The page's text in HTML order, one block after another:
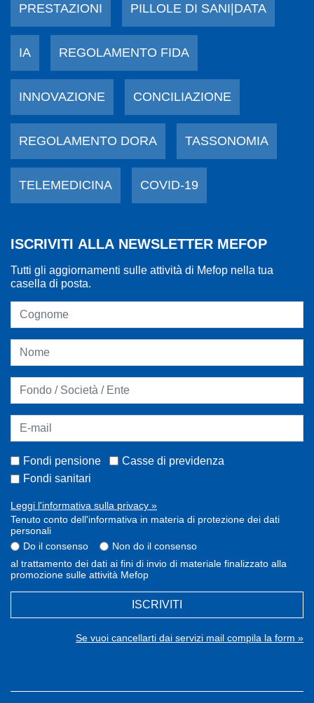
PRESTAZIONI PILLOLE DI SANI|DATA
IA REGOLAMENTO FIDA
INNOVAZIONE CONCILIAZIONE
REGOLAMENTO DORA TASSONOMIA
TELEMEDICINA COVID-19
ISCRIVITI ALLA NEWSLETTER MEFOP
Tutti gli aggiornamenti sulle attività di Mefop nella tua
casella di posta.
Fondi pensione
Casse di previdenza
Fondi sanitari
Leggi l'informativa sulla privacy »
Tenuto conto dell'informativa in materia di protezione dei dati
personali
Do il consenso
Non do il consenso
al trattamento dei dati ai fini di invio di materiale finalizzato alla
promozione sulle attività Mefop
ISCRIVITI
Se vuoi cancellarti dai servizi mail compila la form »